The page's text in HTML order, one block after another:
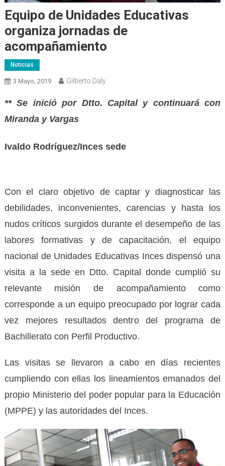
Equipo de Unidades Educativas
organiza jornadas de
acompañamiento
Noticias
3 Mayo, 2019 Gilberto Daly
** Se inició por Dtto. Capital y continuará con
Miranda y Vargas
Ivaldo Rodríguez/Inces sede
Con el claro objetivo de captar y diagnosticar las
debilidades, inconvenientes, carencias y hasta los
nudos críticos surgidos durante el desempeño de las
labores formativas y de capacitación, el equipo
nacional de Unidades Educativas Inces dispensó una
visita a la sede en Dtto. Capital donde cumplió su
relevante misión de acompañamiento como
corresponde a un equipo preocupado por lograr cada
vez mejores resultados dentro del programa de
Bachillerato con Perfil Productivo.
Las visitas se llevaron a cabo en días recientes
cumpliendo con ellas los lineamientos emanados del
propio Ministerio del poder popular para la Educación
(MPPE) y las autoridades del Inces.